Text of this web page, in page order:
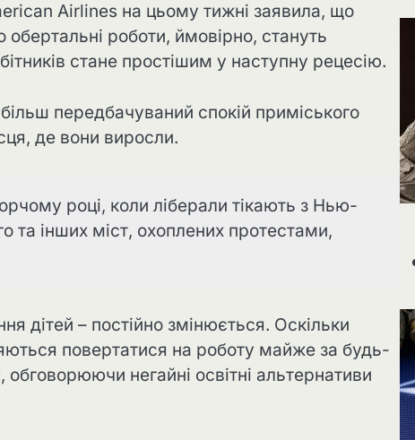
Airlines на цьому тижні заявила, що
роботи, ймовірно, стануть
стане простішим у наступну рецесію.
передбачуваний спокій приміського
де вони виросли.
році, коли ліберали тікають з Нью-
інших міст, охоплених протестами,
дітей – постійно змінюється. Оскільки
повертатися на роботу майже за будь-
негайні освітні альтернативи